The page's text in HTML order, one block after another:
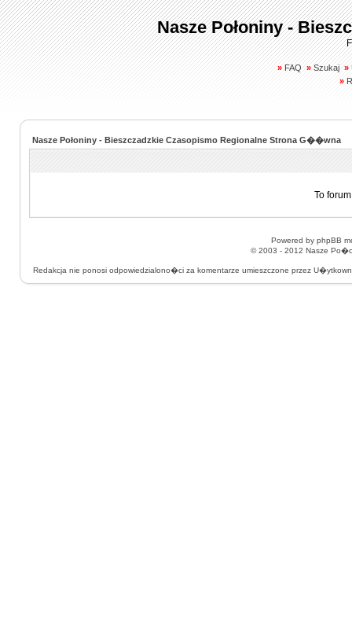
Nasze Połoniny -
» FAQ » Szukaj »
»
Nasze Połoniny - Bieszczadzkie Czasopismo Regionalne Strona G��wna
To
Powered by phpBB
© 2003 - 2012 Nasze
Redakcja nie ponosi odpowiedzialono�ci za komentarze umieszczone przez